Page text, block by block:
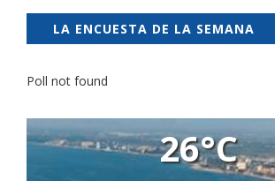
LA ENCUESTA DE LA SEMANA
Poll not found
26°C